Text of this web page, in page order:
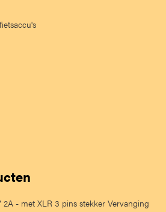
- met XLR 3 pins stekker Vervanging